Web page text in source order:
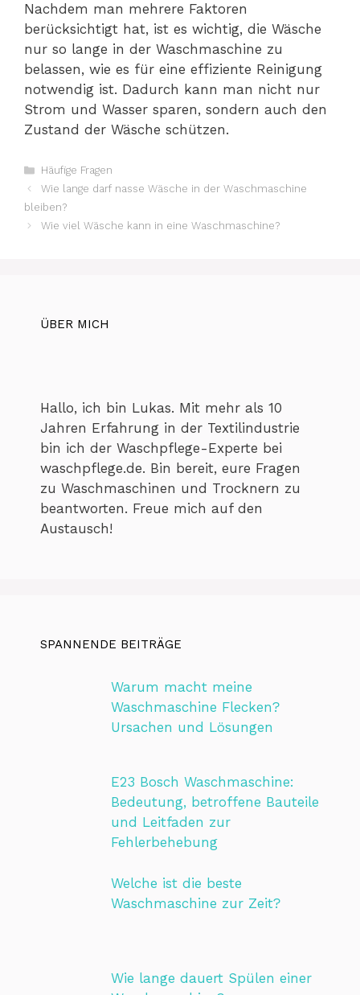
Nachdem man mehrere Faktoren
berücksichtigt hat, ist es wichtig, die Wäsche
nur so lange in der Waschmaschine zu
belassen, wie es für eine effiziente Reinigung
notwendig ist. Dadurch kann man nicht nur
Strom und Wasser sparen, sondern auch den
Zustand der Wäsche schützen.
Kategorien
Häufige Fragen
Wie lange darf nasse Wäsche in der Waschmaschine
bleiben?
Wie viel Wäsche kann in eine Waschmaschine?
ÜBER MICH
Hallo, ich bin Lukas. Mit mehr als 10
Jahren Erfahrung in der Textilindustrie
bin ich der Waschpflege-Experte bei
waschpflege.de. Bin bereit, eure Fragen
zu Waschmaschinen und Trocknern zu
beantworten. Freue mich auf den
Austausch!
SPANNENDE BEITRÄGE
Warum macht meine
Waschmaschine Flecken?
Ursachen und Lösungen
E23 Bosch Waschmaschine:
Bedeutung, betroffene Bauteile
und Leitfaden zur
Fehlerbehebung
Welche ist die beste
Waschmaschine zur Zeit?
Wie lange dauert Spülen einer